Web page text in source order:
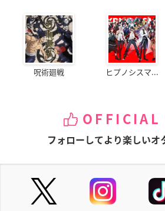
呪術廻戦 ヒプノシスマ...
OFFICIAL
フォローしてより楽しいオ